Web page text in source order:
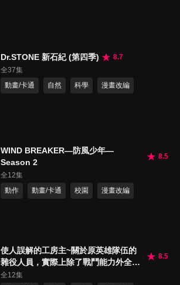
Dr.STONE 新石紀 (第四季)
8.7
全37集
動畫/卡通
自然 科學 漫畫改編
WIND BREAKER—防風少年—
Season 2
8.5
全12集
動作
動畫/卡通 校園 漫畫改編
使人誤解的工房主~關於原英雄隊伍的
雜役人員，實際上除了戰鬥能力外全是
SSS的故事~
8.5
全12集